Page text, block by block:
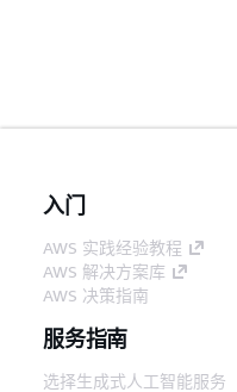
入门
AWS 实践经验教程
AWS 解决方案库
AWS 决策指南
服务指南
选择生成式人工智能服务